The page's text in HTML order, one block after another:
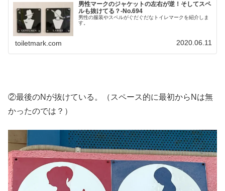
男性マークのジャケットの左右が逆！そしてスペ
ルも抜けてる？‐No.694
男性の服装やスペルがぐだぐだなトイレマークを紹介しま
す。
toiletmark.com 2020.06.11
②最後のNが抜けている。（スペース的に最初からNは無
かったのでは？）